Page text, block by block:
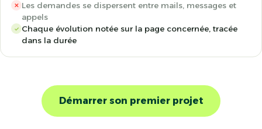
✕ Les demandes se dispersent entre mails, messages et
appels
✓ Chaque évolution notée sur la page concernée, tracée
dans la durée
Démarrer son premier projet